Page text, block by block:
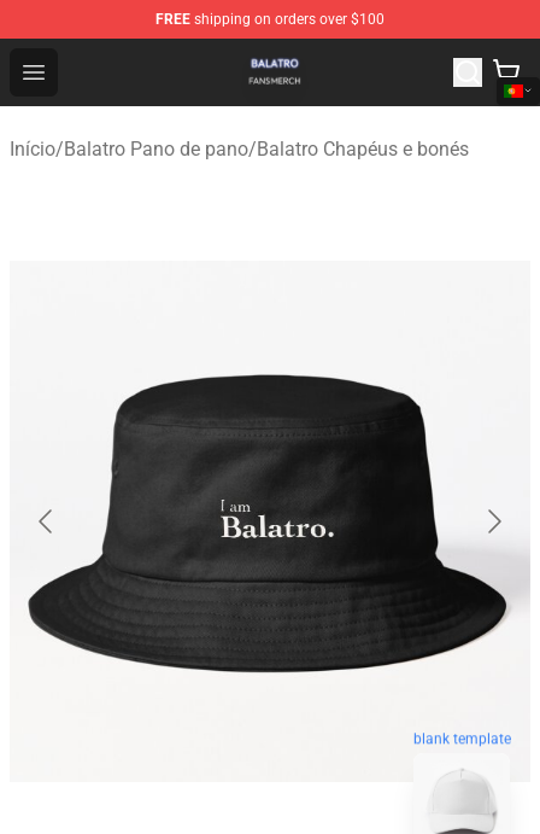
FREE shipping on orders over $100
Open menu
Balatro Shop - Official Balatro Merchandise Store
Início/Balatro Pano de pano/Balatro Chapéus e bonés
blank template